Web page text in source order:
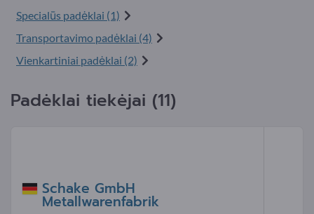
Specialūs padėklai (1)
Transportavimo padėklai (4)
Vienkartiniai padėklai (2)
Padėklai tiekėjai (11)
Schake GmbH
Metallwarenfabrik